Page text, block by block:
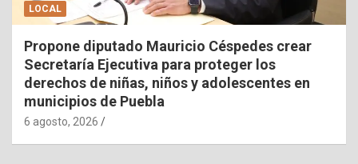
LOCAL
Propone diputado Mauricio Céspedes crear
Secretaría Ejecutiva para proteger los
derechos de niñas, niños y adolescentes en
municipios de Puebla
6 agosto, 2026